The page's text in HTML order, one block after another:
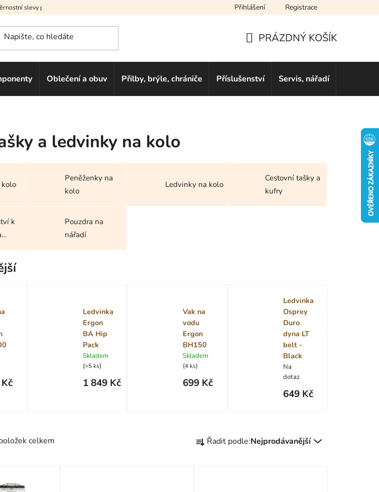
slevy pro vás Obchodní podmínky
Přihlášení Registrace
KOŠÍK
PRÁZDNÝ KOŠÍK
Oblečení a obuv Přilby, brýle, chrániče Příslušenství Servis, nářadí
a ledvinky na kolo
kolo
Peněženky na
kolo
Ledvinky na kolo
Cestovní tašky a
kufry
k
Pouzdra na
nářadí
Ledvinka
Ergon
BA Hip
Pack
Skladem
(>5 ks)
1 849 Kč
Vak na
vodu
Ergon
BH150
Skladem
(4 ks)
699 Kč
Ledvinka
Osprey
Duro
dyna LT
belt -
Black
Na
dotaz
649 Kč
celkem
a Řadit podle:Nejprodávanější